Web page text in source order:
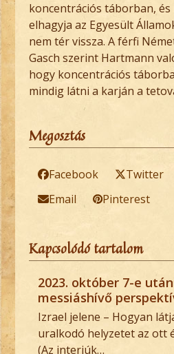
koncentrációs táborban,
elhagyja az Egyesült
nem tér vissza. A férfi
Gasch szerint Hartmann
hogy koncentrációs
mindig látni a karján a
Megosztás
Facebook Twitter
Email
Pinterest
Kapcsolódó tartalom
2023. október 7-e
messiáshívő
Izrael jelene – Hogyan
uralkodó helyzetet az ott
(Az interjúk…